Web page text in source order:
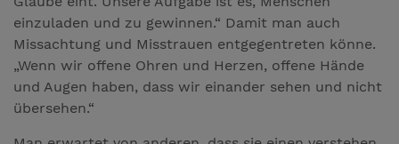
einzuladen und zu gewinnen.“ Damit man auch
Missachtung und Misstrauen entgegentreten könne.
„Wenn wir offene Ohren und Herzen, offene Hände
und Augen haben, dass wir einander sehen und nicht
übersehen.“